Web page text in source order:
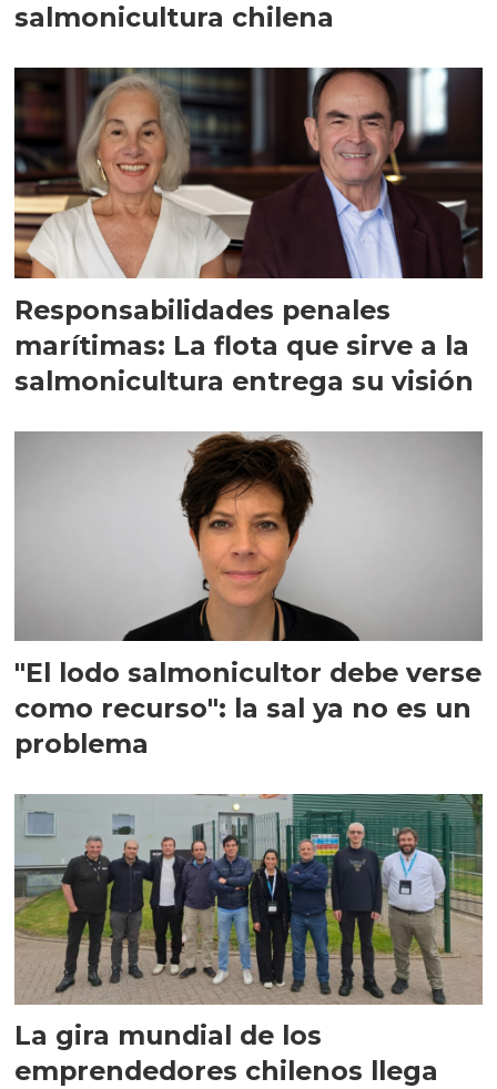
salmonicultura chilena
Responsabilidades penales
marítimas: La flota que sirve a la
salmonicultura entrega su visión
"El lodo salmonicultor debe verse
como recurso": la sal ya no es un
problema
La gira mundial de los
emprendedores chilenos llega